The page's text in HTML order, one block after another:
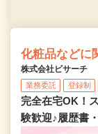
化粧品などに
株式会社ビサーチ
業務委託 登録制
完全在宅OK！
験歓迎♪履歴書